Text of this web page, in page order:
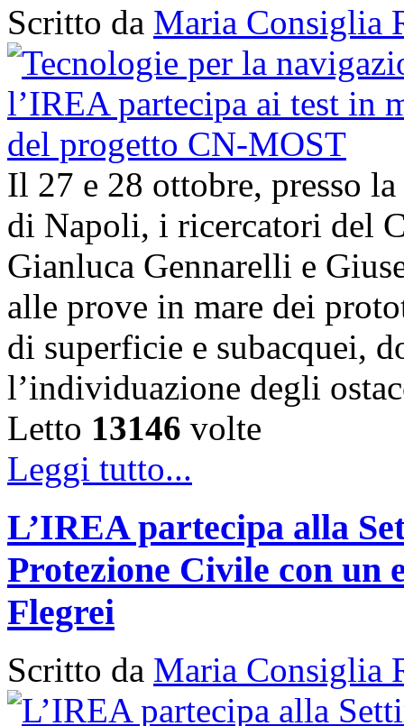
Scritto da Maria Consiglia
Il 27 e 28 ottobre, presso
di Napoli, i ricercatori del
Gianluca Gennarelli e
alle prove in mare dei
di superficie e subacquei,
l’individuazione degli
Letto 13146 volte
Leggi tutto...
L’IREA partecipa alla
Protezione Civile con un
Flegrei
Scritto da Maria Consiglia